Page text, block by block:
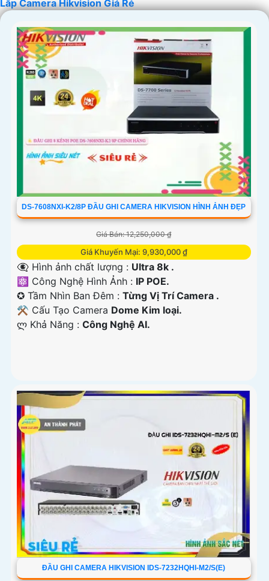
Lắp Camera Hikvision Giá Rẻ
DS-7608NXI-K2/8P ĐẦU GHI CAMERA HIKVISION HÌNH ẢNH ĐẸP
Giá Bán: 12,250,000 ₫
Giá Khuyến Mại: 9,930,000 ₫
👁️‍🗨 Hình ảnh chất lượng : Ultra 8k .
⚛️ Công Nghệ Hình Ảnh : IP POE.
✪ Tầm Nhìn Ban Đêm : Từng Vị Trí Camera .
⚒ Cấu Tạo Camera Dome Kim loại.
️ლ Khả Năng : Công Nghệ AI.
ĐẦU GHI CAMERA HIKVISION IDS-7232HQHI-M2/S(E)